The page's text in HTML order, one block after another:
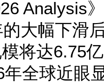
Analysis
大幅下滑
将达6.75
年全球近眼